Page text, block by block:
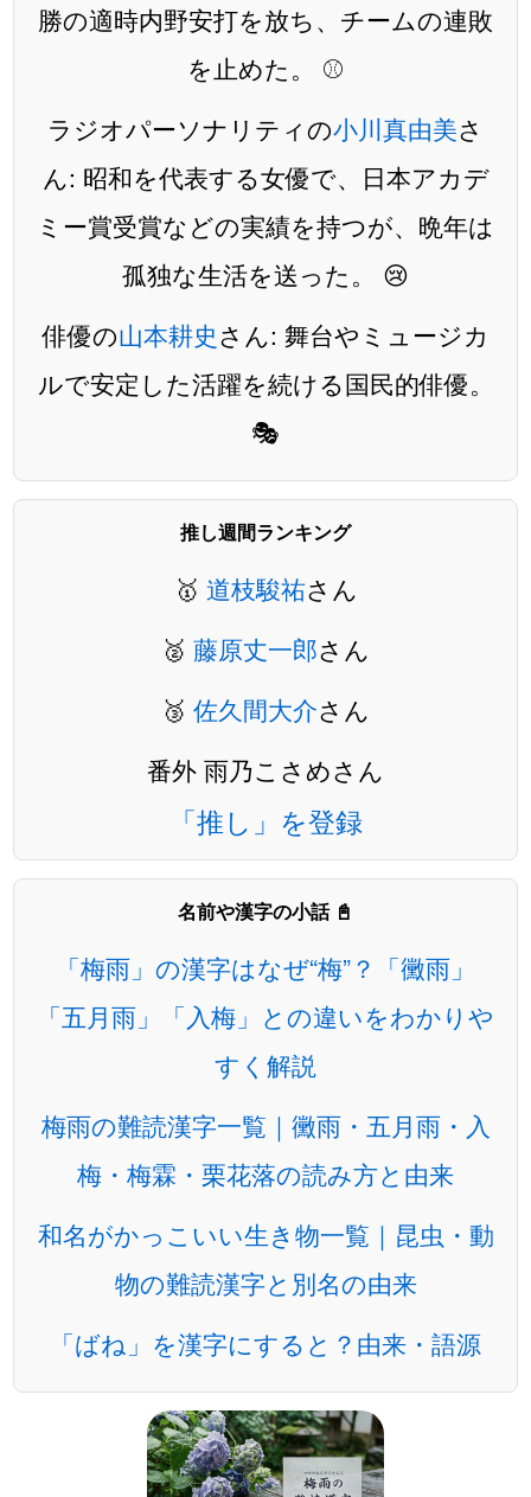
勝の適時内野安打を放ち、チームの連敗
を止めた。 ⚾
ラジオパーソナリティの小川真由美さ
ん: 昭和を代表する女優で、日本アカデ
ミー賞受賞などの実績を持つが、晩年は
孤独な生活を送った。 😢
俳優の山本耕史さん: 舞台やミュージカ
ルで安定した活躍を続ける国民的俳優。
🎭
推し週間ランキング
🥇 道枝駿祐さん
🥈 藤原丈一郎さん
🥉 佐久間大介さん
番外 雨乃こさめさん
「推し」を登録
名前や漢字の小話 📓
「梅雨」の漢字はなぜ“梅”？「黴雨」
「五月雨」「入梅」との違いをわかりや
すく解説
梅雨の難読漢字一覧｜黴雨・五月雨・入
梅・梅霖・栗花落の読み方と由来
和名がかっこいい生き物一覧｜昆虫・動
物の難読漢字と別名の由来
「ばね」を漢字にすると？由来・語源